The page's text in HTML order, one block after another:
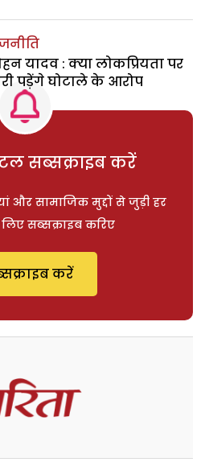
यादव : क्या लोकप्रियता पर
पड़ेंगे घोटाले के आरोप
सब्सक्राइब करें
और सामाजिक मुद्दों से जुड़ी हर
सब्सक्राइब करिए
करें